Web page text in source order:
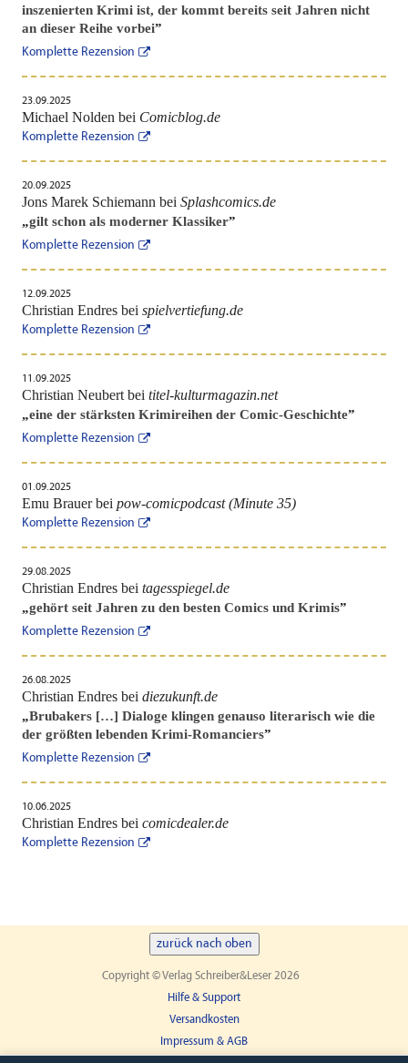
inszenierten Krimi ist, der kommt bereits seit Jahren nicht
an dieser Reihe vorbei”
Komplette Rezension
23.09.2025
Michael Nolden bei Comicblog.de
Komplette Rezension
20.09.2025
Jons Marek Schiemann bei Splashcomics.de
„gilt schon als moderner Klassiker”
Komplette Rezension
12.09.2025
Christian Endres bei spielvertiefung.de
Komplette Rezension
11.09.2025
Christian Neubert bei titel-kulturmagazin.net
„eine der stärksten Krimireihen der Comic-Geschichte”
Komplette Rezension
01.09.2025
Emu Brauer bei pow-comicpodcast (Minute 35)
Komplette Rezension
29.08.2025
Christian Endres bei tagesspiegel.de
„gehört seit Jahren zu den besten Comics und Krimis”
Komplette Rezension
26.08.2025
Christian Endres bei diezukunft.de
„Brubakers […] Dialoge klingen genauso literarisch wie die
der größten lebenden Krimi-Romanciers”
Komplette Rezension
10.06.2025
Christian Endres bei comicdealer.de
Komplette Rezension
zurück nach oben
Copyright © Verlag Schreiber&Leser 2026
Hilfe & Support
Versandkosten
Impressum & AGB